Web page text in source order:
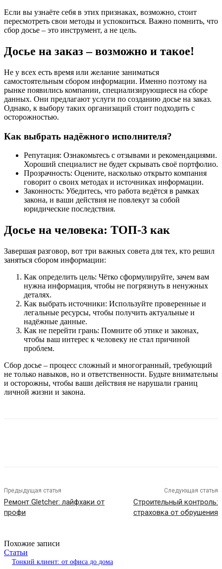
Если вы узнаёте себя в этих признаках, возможно, стоит
пересмотреть свои методы и успокоиться. Важно помнить, что
сбор досье – это инструмент, а не цель.
Досье на заказ – возможно и такое!
Не у всех есть время или желание заниматься
самостоятельным сбором информации. Именно поэтому на
рынке появились компании, специализирующиеся на сборе
данных. Они предлагают услуги по созданию досье на заказ.
Однако, к выбору таких организаций стоит подходить с
осторожностью.
Как выбрать надёжного исполнителя?
Репутация: Ознакомьтесь с отзывами и рекомендациями.
Хороший специалист не будет скрывать своё портфолио.
Прозрачность: Оцените, насколько открыто компания
говорит о своих методах и источниках информации.
Законность: Убедитесь, что работа ведётся в рамках
закона, и ваши действия не повлекут за собой
юридические последствия.
Досье на человека: ТОП-3 как
Завершая разговор, вот три важных совета для тех, кто решил
заняться сбором информации:
Как определить цель: Чётко сформулируйте, зачем вам
нужна информация, чтобы не погрязнуть в ненужных
деталях.
Как выбрать источники: Используйте проверенные и
легальные ресурсы, чтобы получить актуальные и
надёжные данные.
Как не перейти грань: Помните об этике и законах,
чтобы ваш интерес к человеку не стал причиной
проблем.
Сбор досье – процесс сложный и многогранный, требующий
не только навыков, но и ответственности. Будьте внимательны
и осторожны, чтобы ваши действия не нарушали границ
личной жизни и закона.
Предыдущая статья
Ремонт Gletcher: лайфхаки от
профи
Следующая статья
Строительный контроль:
страховка от обрушения
Похожие записи
Статьи
Тонкий клиент: от офиса до дома